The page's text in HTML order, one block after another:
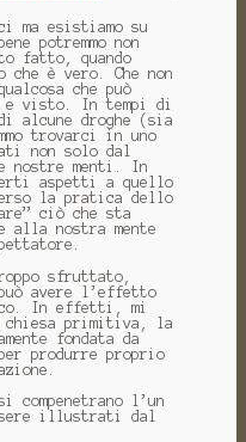
ma esistiamo su
potremmo non
fatto, quando
che è vero. Che non
che può
e visto.
In tempi di
alcune droghe (sia
trovarci in uno
non solo dal
nostre menti.
In
aspetti a quello
la pratica dello
ciò che sta
alla nostra mente
sfruttato,
avere l’effetto
In effetti, mi
chiesa primitiva, la
fondata da
produrre proprio
compenetrano l’un
illustrati dal